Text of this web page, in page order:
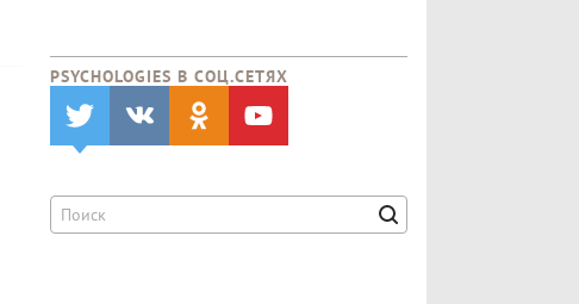
PSYCHOLOGIES В CОЦ.СЕТЯХ